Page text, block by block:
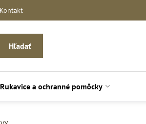
Kontakt
Hľadať
Rukavice a ochranné pomôcky